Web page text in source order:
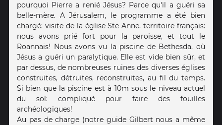
pourquoi Pierre a renié Jésus? Parce qu'il a guéri sa
belle-mère. A Jérusalem, le programme a été bien
chargé: visite de la église Ste Anne, territoire français:
nous avons prié fort pour la paroisse, et tout le
Roannais! Nous avons vu la piscine de Bethesda, où
Jésus a guéri un paralytique. Elle est vide bien sûr, et
par dessus, de nombreuses ruines des diverses églises
construites, détruites, reconstruites, au fil du temps.
Si bien que la piscine est à 10m sous le niveau actuel
du sol: compliqué pour faire des fouilles
archéologiques!
Au pas de charge (notre guide Gilbert nous a même